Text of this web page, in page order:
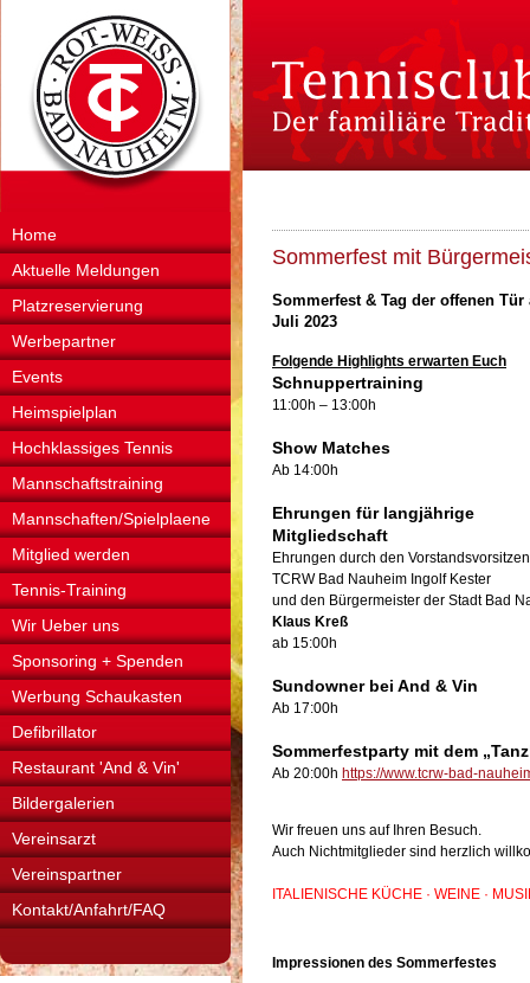
Home
Aktuelle Meldungen
Platzreservierung
Werbepartner
Events
Heimspielplan
Hochklassiges Tennis
Mannschaftstraining
Mannschaften/Spielplaene
Mitglied werden
Tennis-Training
Wir Ueber uns
Sponsoring + Spenden
Werbung Schaukasten
Defibrillator
Restaurant 'And & Vin'
Bildergalerien
Vereinsarzt
Vereinspartner
Kontakt/Anfahrt/FAQ
Sommerfest mit
Sommerfest & Tag der offenen Tür
Juli 2023
Folgende Highlights erwarten Euch
Schnuppertraining
11:00h – 13:00h
Show Matches
Ab 14:00h
Ehrungen für langjährige
Mitgliedschaft
Ehrungen durch den
TCRW Bad Nauheim Ingolf Kester
und den Bürgermeister der Stadt Bad
Klaus Kreß
ab 15:00h
Sundowner bei And & Vin
Ab 17:00h
Sommerfestparty mit dem
Ab 20:00h https://www.tcrw-bad-
Wir freuen uns auf Ihren Besuch.
Auch Nichtmitglieder sind herzlich
ITALIENISCHE KÜCHE · WEINE ·
Impressionen des Sommerfestes